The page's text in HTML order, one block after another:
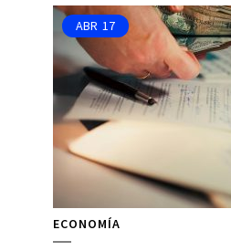
ABR 17
ECONOMÍA